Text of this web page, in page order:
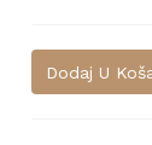
Dodaj U